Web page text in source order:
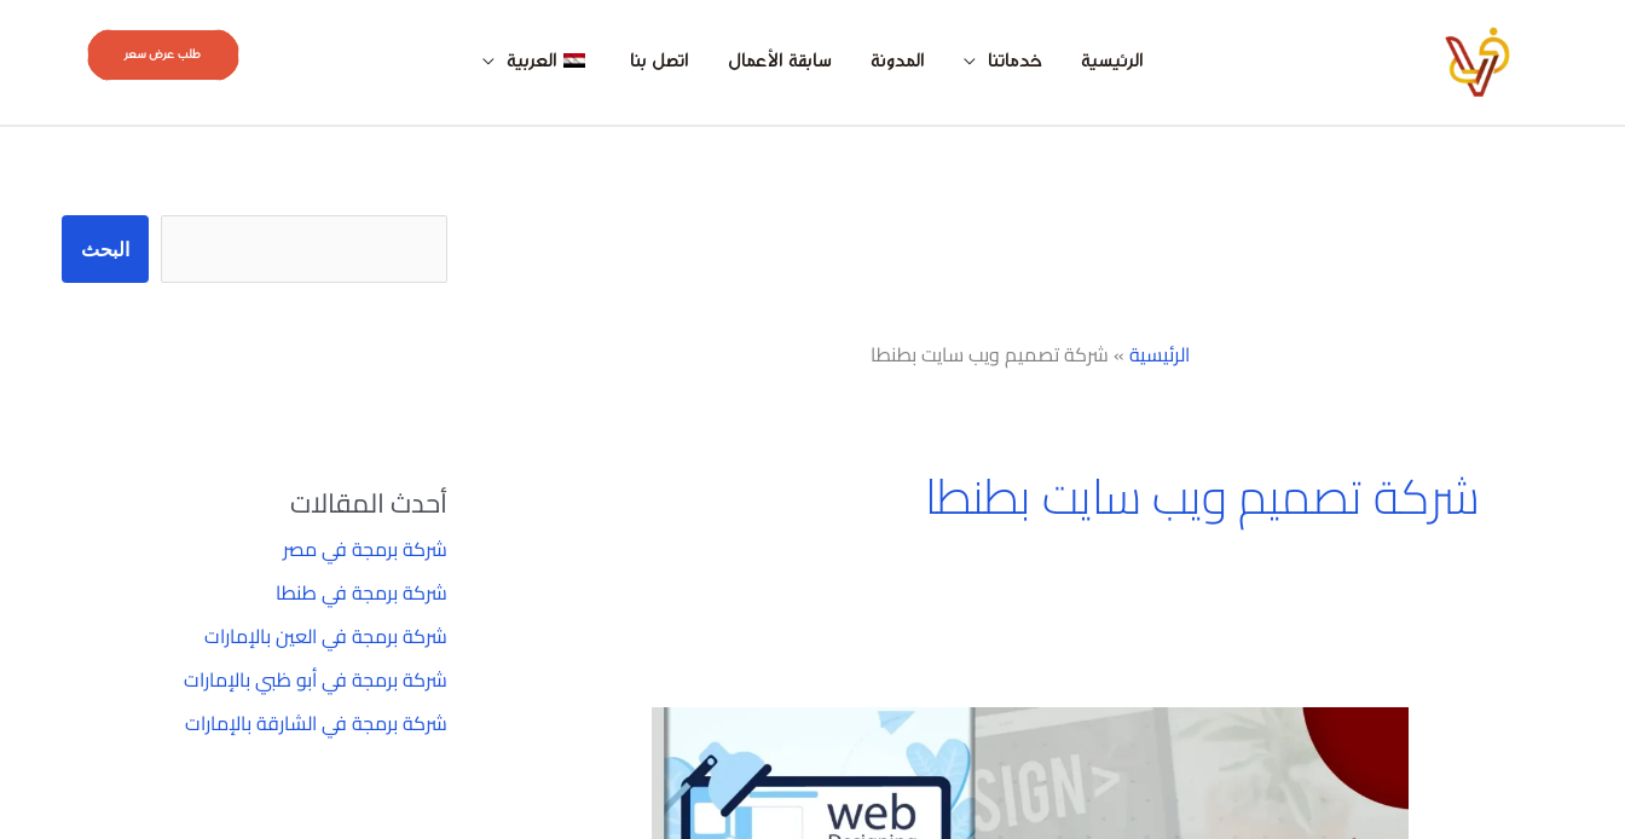
الرئيسية خدماتنا المدونة سابقة الأعمال اتصل بنا العربية طلب عرض سعر
الرئيسية» شركة تصميم ويب سايت بطنطا
شركة تصميم ويب سايت بطنطا
ويب
البحث
أحدث المقالات
شركة برمجة في مصر
شركة برمجة في طنطا
شركة برمجة في العين بالإمارات
شركة برمجة في أبو ظبي بالإمارات
شركة برمجة في الشارقة بالإمارات